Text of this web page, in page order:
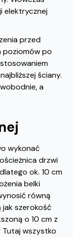
elektrycznej
przed
poziomów po
ściany.
a
wykonać
drzwi
ok. 10 cm
belki
równą
jak szerokość
o 10 cm z
wszystko